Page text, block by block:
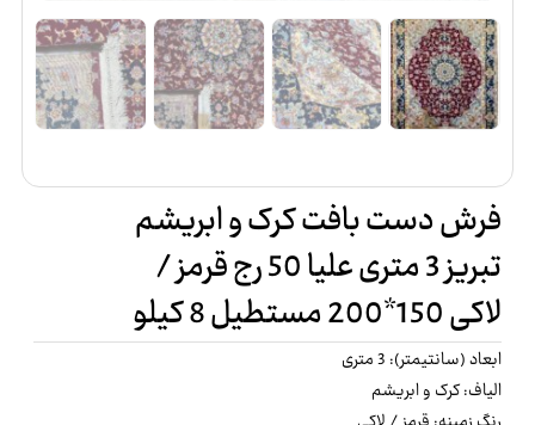
فرش دست بافت کرک و ابریشم
تبریز 3 متری علیا 50 رج قرمز /
لاکی 150*200 مستطیل 8 کیلو
ابعاد (سانتیمتر): 3 متری
الیاف: کرک و ابریشم